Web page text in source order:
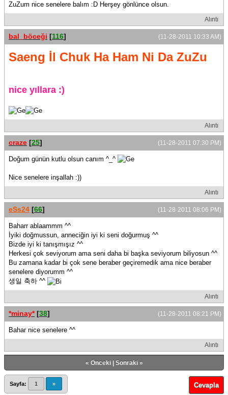
ZuZum nice senelere balım :D Herşey gönlünce olsun.
Alıntı
(11-28-2011 10:33 AM)
bal_böceği [116]
Saeng İl Chuk Ha Ham Ni Da ZuZu
nice yıllara :)
Alıntı
(11-28-2011 07:30 PM)
craze [25]
Doğum günün kutlu olsun canım ^_^
Nice senelere inşallah :))
Alıntı
(11-28-2011 08:06 PM)
eSs24 [66]
Baharr ablaammm ^^
İyiki doğmussun, anneciğin iyi ki seni doğurmuş ^^
Bizde iyi ki tanışmışız ^^
Herkesi çok seviyorum ama seni daha bi başka seviyorum biliyosun ^^
Bu zamana kadar bi çok sene beraber geçiremedik ama nice beraber
senelere diyorumm ^^
생일 축하 ^^
Alıntı
(11-28-2011 08:21 PM)
*minay* [38]
Bahar nice senelere ^^
Alıntı
« Önceki| Sonraki»
Sayfa: 1 » Cevapla